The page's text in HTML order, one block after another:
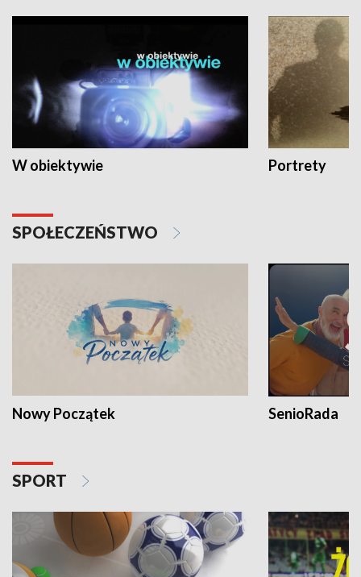
W obiektywie Portrety
SPOŁECZEŃSTWO
Nowy Początek SenioRada
SPORT